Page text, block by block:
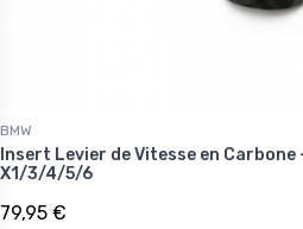
BMW
Insert Levier de Vitesse en
X1/3/4/5/6
79,95 €